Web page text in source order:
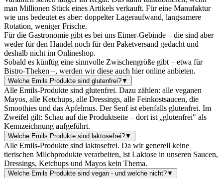
man Millionen Stück eines Artikels verkauft. Für eine Manufaktur
wie uns bedeutet es aber: doppelter Lageraufwand, langsamere
Rotation, weniger Frische.
Für die Gastronomie gibt es bei uns Eimer-Gebinde – die sind aber
weder für den Handel noch für den Paketversand gedacht und
deshalb nicht im Onlineshop.
Sobald es künftig eine sinnvolle Zwischengröße gibt – etwa für
Bistro-Theken –, werden wir diese auch hier online anbieten.
Welche Emils Produkte sind glutenfrei?▼
Alle Emils-Produkte sind glutenfrei. Dazu zählen: alle veganen
Mayos, alle Ketchups, alle Dressings, alle Feinkostsaucen, die
Smoothies und das Apfelmus. Der Senf ist ebenfalls glutenfrei. Im
Zweifel gilt: Schau auf die Produktseite – dort ist „glutenfrei" als
Kennzeichnung aufgeführt.
Welche Emils Produkte sind laktosefrei?▼
Alle Emils-Produkte sind laktosefrei. Da wir generell keine
tierischen Milchprodukte verarbeiten, ist Laktose in unseren Saucen,
Dressings, Ketchups und Mayos kein Thema.
Welche Emils Produkte sind vegan - und welche nicht?▼